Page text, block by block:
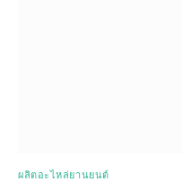
ผลิตอะไหล่ยานยนต์